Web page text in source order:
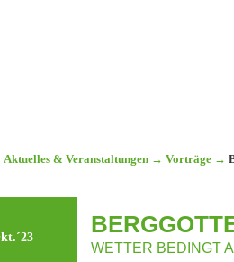
Aktuelles & Veranstaltungen → Vorträge →
WETTER BEDINGT